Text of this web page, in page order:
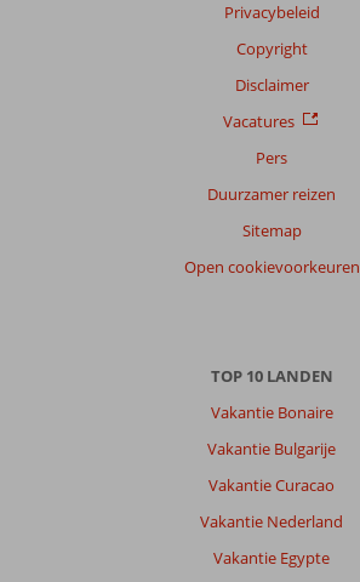
Privacybeleid
Copyright
Disclaimer
Vacatures
Pers
Duurzamer reizen
Sitemap
Open cookievoorkeuren
TOP 10 LANDEN
Vakantie Bonaire
Vakantie Bulgarije
Vakantie Curacao
Vakantie Nederland
Vakantie Egypte